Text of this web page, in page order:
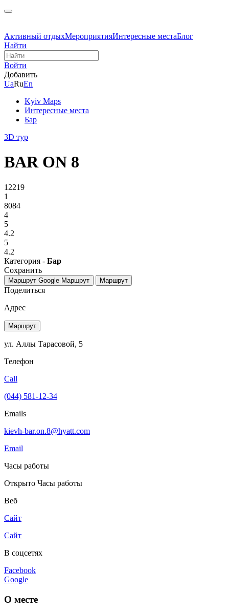
Активный отдыхМероприятияИнтересные местаБлог
Найти
Войти
Добавить
UaRuEn
Kyiv Maps
Интересные места
Бар
3D тур
BAR ON 8
12219
1
8084
4
5
4.2
5
4.2
Категория - Бар
Сохранить
Маршрут Google Маршрут Маршрут
Поделиться
Адрес
Маршрут
ул. Аллы Тарасовой, 5
Телефон
Call
(044) 581-12-34
Emails
kievh-bar.on.8@hyatt.com
Email
Часы работы
Открыто Часы работы
Веб
Сайт
Сайт
В соцсетях
Facebook
Google
О месте